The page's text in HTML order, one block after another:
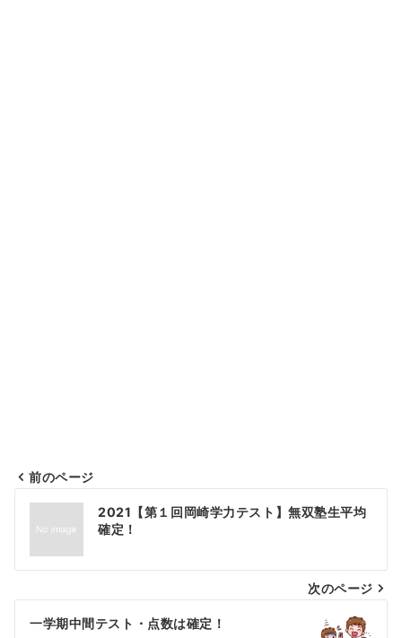
投
ナ
ビ
ゲ
前のページ
2021【第１回岡崎学力テスト】無双塾生平均
確定！
次のページ
一学期中間テスト・点数は確定！